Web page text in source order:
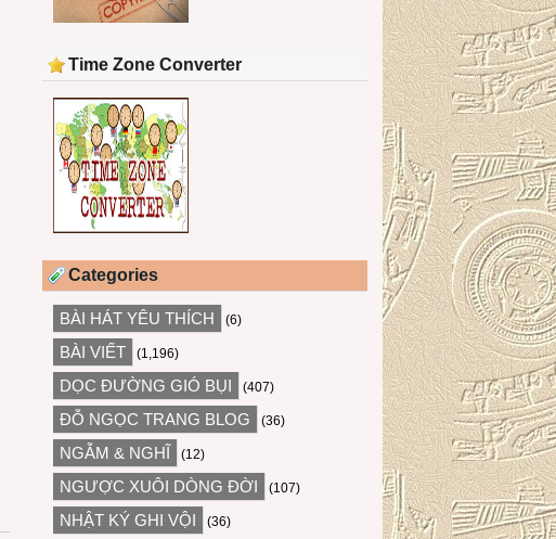
Time Zone Converter
Categories
BÀI HÁT YÊU THÍCH (6)
BÀI VIẾT (1,196)
DỌC ĐƯỜNG GIÓ BỤI (407)
ĐỖ NGỌC TRANG BLOG (36)
NGẪM & NGHĨ (12)
NGƯỢC XUÔI DÒNG ĐỜI (107)
NHẬT KÝ GHI VỘI (36)